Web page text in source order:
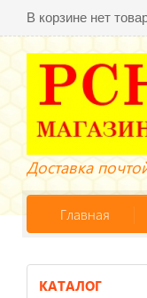
В корзине нет
Доставка
Главная
КАТАЛОГ